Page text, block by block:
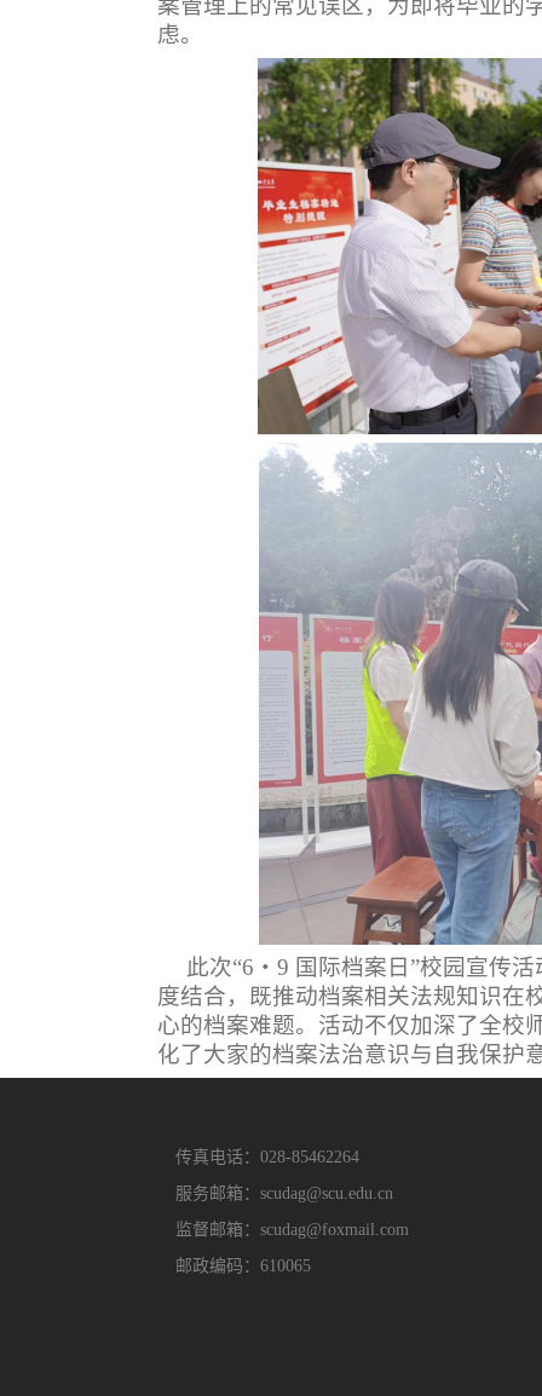
案管理上的常见误区，为即将毕业的
虑。
此次“6 ・ 9 国际档案日 ”校园宣传活
度结合，既推动档案相关法规知识在
心的档案难题。活动不仅加深了全校
化了大家的档案法治意识与自我保护
传真电话：028-85462264
服务邮箱：scudag@scu.edu.cn
监督邮箱：scudag@foxmail.com
邮政编码：610065